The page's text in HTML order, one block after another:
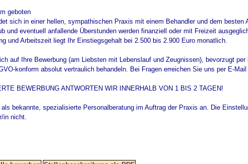
geboten
sich in einer hellen, sympathischen Praxis mit einem Behandler und dem besten
und eventuell anfallende Überstunden werden finanziell oder mit Freizeit
und Arbeitszeit liegt Ihr Einstiegsgehalt bei 2.500 bis 2.900 Euro monatlich.
auf Ihre Bewerbung (am Liebsten mit Lebenslauf und Zeugnissen), bevorzugt
konform absolut vertraulich behandeln. Bei Fragen erreichen Sie uns per E-
BEWERBUNG ANTWORTEN WIR INNERHALB VON 1 BIS 2 TAGEN!
bekannte, spezialisierte Personalberatung im Auftrag der Praxis an. Die
in nicht.